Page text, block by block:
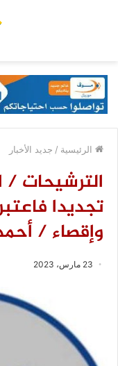
الرئيسية / جديد الأخبار
الترشيحات /
تجديدا
وإقصاء /
23 مارس، 2023